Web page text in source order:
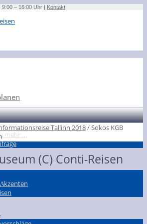
9:00 – 16:00 Uhr | Kontakt
mehr …
Tallinn 2018/Sokos KGB
(C) Conti-Reisen